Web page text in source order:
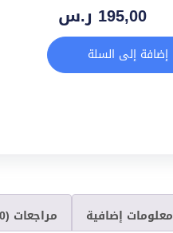
195,00 ر.س
إضافة إلى السلة
معلومات إضافية مراجعات (0)